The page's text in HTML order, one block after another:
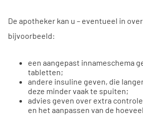
De apotheker kan u – eventueel in
bijvoorbeeld:
een aangepast innameschema
tabletten;
andere insuline geven, die
deze minder vaak te spuiten;
advies geven over extra
en het aanpassen van de